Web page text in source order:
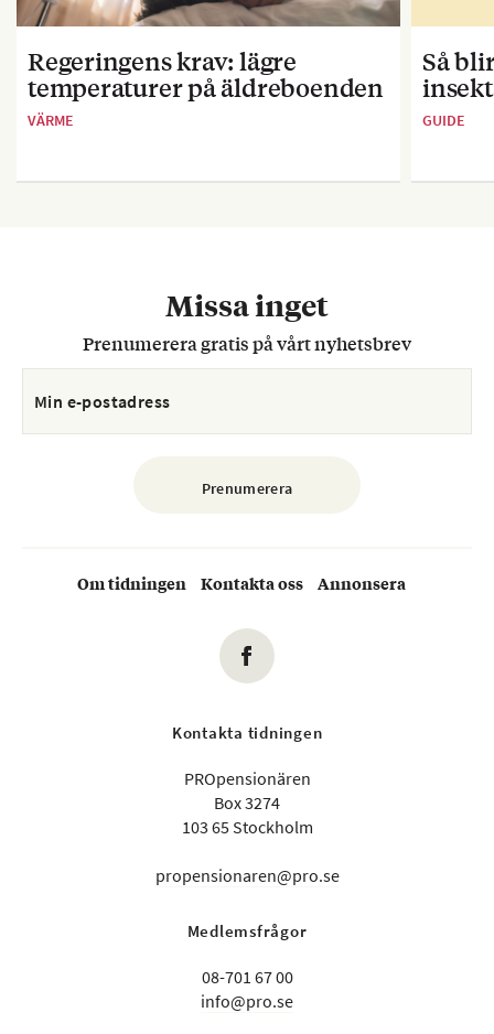
Regeringens krav: lägre
temperaturer på äldreboenden
VÄRME
Så
GUIDE
Missa inget
Prenumerera gratis på vårt nyhetsbrev
Om tidningen Kontakta oss Annonsera
Kontakta tidningen
PROpensionären
Box 3274
103 65 Stockholm
propensionaren@pro.se
Medlemsfrågor
08-701 67 00
info@pro.se